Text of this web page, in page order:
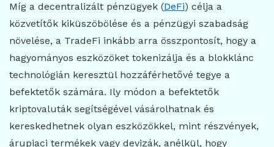
Míg a decentralizált pénzügyek (DeFi) célja a
közvetítők kiküszöbölése és a pénzügyi szabadság
növelése, a TradeFi inkább arra összpontosít, hogy a
hagyományos eszközöket tokenizálja és a blokklánc
technológián keresztül hozzáférhetővé tegye a
befektetők számára. Ily módon a befektetők
kriptovaluták segítségével vásárolhatnak és
kereskedhetnek olyan eszközökkel, mint részvények,
árupiaci termékek vagy devizák, anélkül, hogy